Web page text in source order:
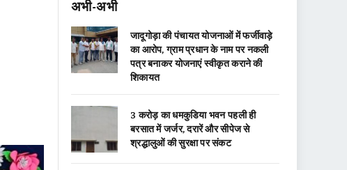
अभी-अभी
जादूगोड़ा की पंचायत योजनाओं में फर्जीवाड़े
का आरोप, ग्राम प्रधान के नाम पर नकली
पत्र बनाकर योजनाएं स्वीकृत कराने की
शिकायत
3 करोड़ का धमकुडिया भवन पहली ही
बरसात में जर्जर, दरारें और सीपेज से
श्रद्धालुओं की सुरक्षा पर संकट